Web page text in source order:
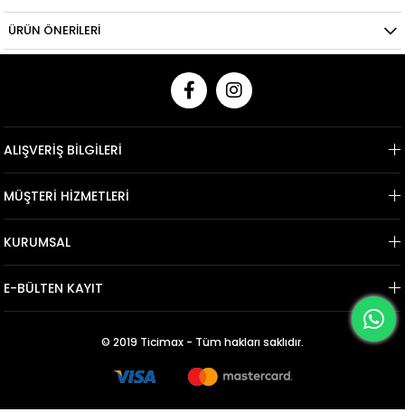
ÜRÜN ÖNERILERI
ALIŞVERİŞ BİLGİLERİ
MÜŞTERİ HİZMETLERİ
KURUMSAL
E-BÜLTEN KAYIT
© 2019 Ticimax - Tüm hakları saklıdır.